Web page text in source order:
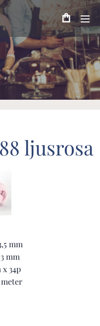
ljusrosa
mm
mm
x 34p
meter